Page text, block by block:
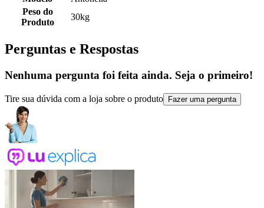
Peso do
Produto
30kg
Perguntas e Respostas
Nenhuma pergunta foi feita ainda. Seja o primeiro!
Tire sua dúvida com a loja sobre o produto Fazer uma pergunta